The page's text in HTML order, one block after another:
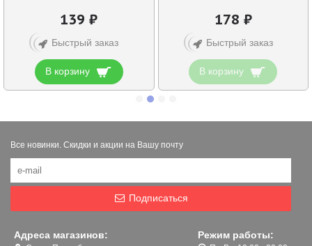
139 ₽
Быстрый заказ
В корзину
178 ₽
Быстрый заказ
В корзину
Все новинки. Скидки и акции на Вашу почту
Подписаться
Адреса магазинов: Режим работы: